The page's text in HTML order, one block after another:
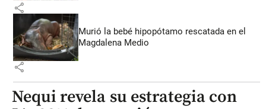
share
Murió la bebé hipopótamo rescatada en el
Magdalena Medio
share
Nequi revela su estrategia con